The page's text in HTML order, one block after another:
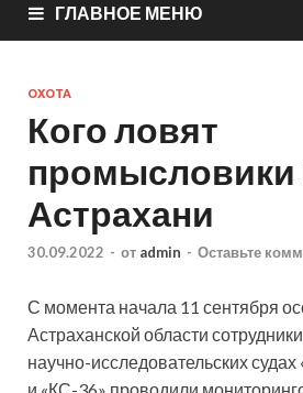
ГЛАВНОЕ МЕНЮ
ОХОТА
Кого ловят
промысловики
Астрахани
30.09.2022 - от admin - Оставьте
С момента начала 11 сентября
Астраханской области
научно-исследовательских судах